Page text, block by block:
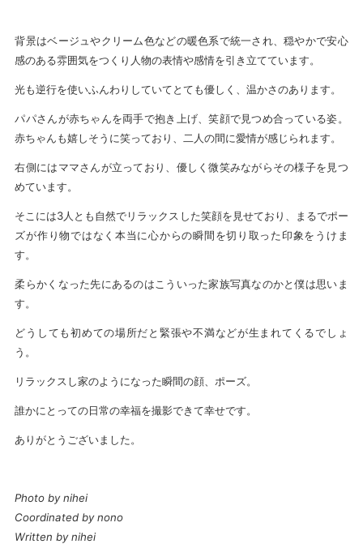
背景はベージュやクリーム色などの暖色系で統一され、穏やかで安心
感のある雰囲気をつくり人物の表情や感情を引き立てています。
光も逆行を使いふんわりしていてとても優しく、温かさのあります。
パパさんが赤ちゃんを両手で抱き上げ、笑顔で見つめ合っている姿。
赤ちゃんも嬉しそうに笑っており、二人の間に愛情が感じられます。
右側にはママさんが立っており、優しく微笑みながらその様子を見つ
めています。
そこには3人とも自然でリラックスした笑顔を見せており、まるでポー
ズが作り物ではなく本当に心からの瞬間を切り取った印象をうけま
す。
柔らかくなった先にあるのはこういった家族写真なのかと僕は思いま
す。
どうしても初めての場所だと緊張や不満などが生まれてくるでしょ
う。
リラックスし家のようになった瞬間の顔、ポーズ。
誰かにとっての日常の幸福を撮影できて幸せです。
ありがとうございました。
Photo by nihei
Coordinated by nono
Written by nihei